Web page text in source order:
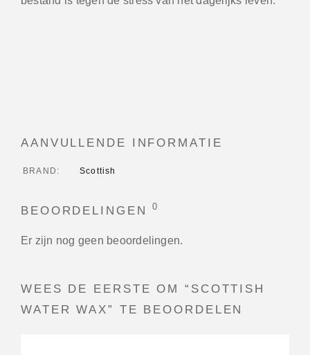
AANVULLENDE INFORMATIE
BRAND Scottish
BEOORDELINGEN0
Er zijn nog geen beoordelingen.
WEES DE EERSTE OM “SCOTTISH
WATER WAX” TE BEOORDELEN